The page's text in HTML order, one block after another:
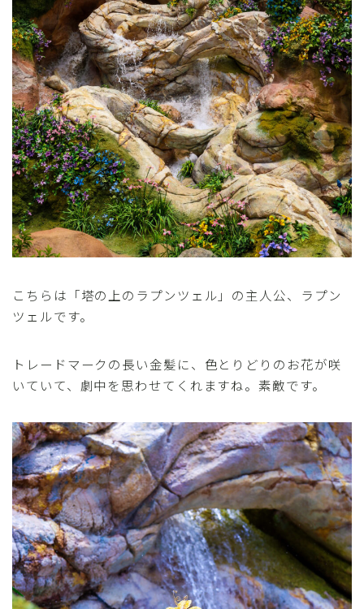
こちらは「塔の上のラプンツェル」の主人公、ラプン
ツェルです。
トレードマークの長い金髪に、色とりどりのお花が咲
いていて、劇中を思わせてくれますね。素敵です。